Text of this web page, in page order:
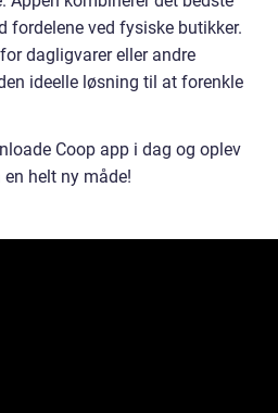
fordelene ved fysiske butikker.
dagligvarer eller andre
ideelle løsning til at forenkle
Coop app i dag og oplev
helt ny måde!